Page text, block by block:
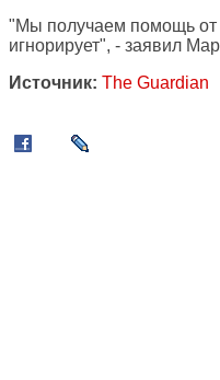
"Мы получаем помощь от
игнорирует", - заявил
Источник: The Guardian